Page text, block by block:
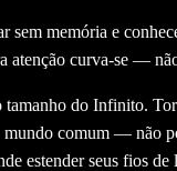
sem memória e
atenção curva-se —
do Infinito.
comum — não
estender seus fios